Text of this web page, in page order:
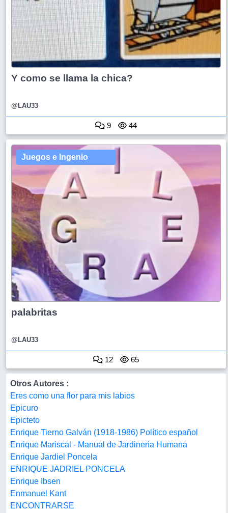
Y como se llama la chica?
@LAU33
9 44
Juegos e Ingenio
palabritas
@LAU33
12 65
Otros Autores :
Eres como una flor para mis labios
Epicuro
Epicteto
Enrique Tierno Galván (1918-1986) Político español
Enrique Mariscal - Manual de Jardinerìa Humana
Enrique Jardiel Poncela
ENRIQUE JADRIEL PONCELA
Enrique Ibsen
Enmanuel Kant
ENCONTRARSE